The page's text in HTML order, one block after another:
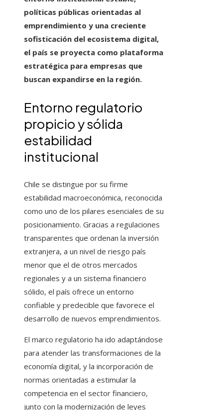
políticas públicas orientadas al
emprendimiento y una creciente
sofisticación del ecosistema digital,
el país se proyecta como plataforma
estratégica para empresas que
buscan expandirse en la región.
Entorno regulatorio
propicio y sólida
estabilidad
institucional
Chile se distingue por su firme
estabilidad macroeconómica, reconocida
como uno de los pilares esenciales de su
posicionamiento. Gracias a regulaciones
transparentes que ordenan la inversión
extranjera, a un nivel de riesgo país
menor que el de otros mercados
regionales y a un sistema financiero
sólido, el país ofrece un entorno
confiable y predecible que favorece el
desarrollo de nuevos emprendimientos.
El marco regulatorio ha ido adaptándose
para atender las transformaciones de la
economía digital, y la incorporación de
normas orientadas a estimular la
competencia en el sector financiero,
junto con la modernización de leyes